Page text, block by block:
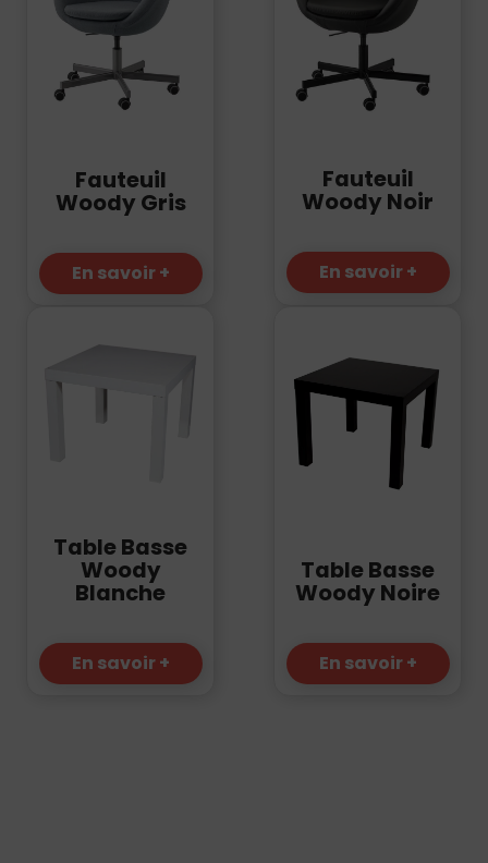
Fauteuil
Woody Gris
En savoir +
Fauteuil
Woody Noir
En savoir +
Table Basse
Woody
Blanche
En savoir +
Table Basse
Woody Noire
En savoir +